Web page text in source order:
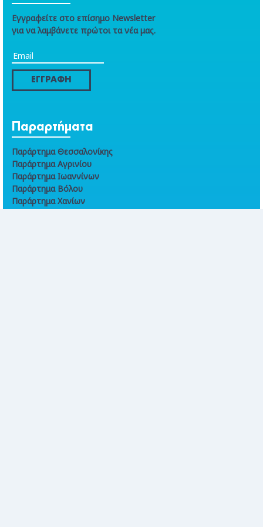
Εγγραφείτε στο επίσημο Newsletter
για να λαμβάνετε πρώτοι τα νέα μας.
ΕΓΓΡΑΦΗ
Παραρτήματα
Παράρτημα Θεσσαλονίκης
Παράρτημα Αγρινίου
Παράρτημα Ιωαννίνων
Παράρτημα Βόλου
Παράρτημα Χανίων